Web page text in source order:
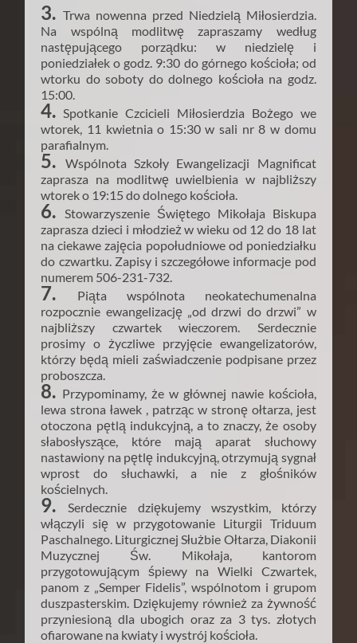
3. Trwa nowenna przed Niedzielą Miłosierdzia.
Na wspólną modlitwę zapraszamy według
następującego porządku: w niedzielę i
poniedziałek o godz. 9:30 do górnego kościoła; od
wtorku do soboty do dolnego kościoła na godz.
15:00.
4. Spotkanie Czcicieli Miłosierdzia Bożego we
wtorek, 11 kwietnia o 15:30 w sali nr 8 w domu
parafialnym.
5.
Wspólnota Szkoły Ewangelizacji Magnificat
zaprasza na modlitwę uwielbienia w najbliższy
wtorek o 19:15 do dolnego kościoła.
6. Stowarzyszenie Świętego Mikołaja Biskupa
zaprasza dzieci i młodzież w wieku od 12 do 18 lat
na ciekawe zajęcia popołudniowe od poniedziałku
do czwartku. Zapisy i szczegółowe informacje pod
numerem 506-231-732.
7.
Piąta wspólnota neokatechumenalna
rozpocznie ewangelizację „od drzwi do drzwi” w
najbliższy czwartek wieczorem. Serdecznie
prosimy o życzliwe przyjęcie ewangelizatorów,
którzy będą mieli zaświadczenie podpisane przez
proboszcza.
8. Przypominamy, że w głównej nawie kościoła,
lewa strona ławek , patrząc w stronę ołtarza, jest
otoczona pętlą indukcyjną, a to znaczy, że osoby
słabosłyszące, które mają aparat słuchowy
nastawiony na pętlę indukcyjną, otrzymują sygnał
wprost do słuchawki, a nie z głośników
kościelnych.
9.
Serdecznie dziękujemy wszystkim, którzy
włączyli się w przygotowanie Liturgii Triduum
Paschalnego. Liturgicznej Służbie Ołtarza, Diakonii
Muzycznej Św. Mikołaja, kantorom
przygotowującym śpiewy na Wielki Czwartek,
panom z „Semper Fidelis”, wspólnotom i grupom
duszpasterskim. Dziękujemy również za żywność
przyniesioną dla ubogich oraz za 3 tys. złotych
ofiarowane na kwiaty i wystrój kościoła.